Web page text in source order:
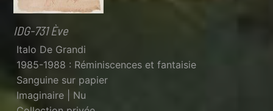
IDG-731 Ève
Italo De Grandi
1985-1988 : Réminiscences et fantaisie
Sanguine sur papier
Imaginaire | Nu